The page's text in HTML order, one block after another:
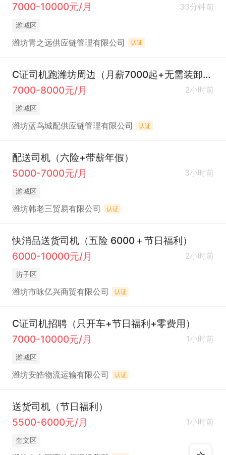
7000-10000元/月
33分钟前
潍城区
潍坊青之远供应链管理有限公司 认证
C证司机跑潍坊周边（月薪7000起+无需装卸+活轻松+短途+15号准时发薪资）
7000-8000元/月
2小时前
潍城区
潍坊蓝鸟城配供应链管理有限公司 认证
配送司机（六险+带薪年假）
5000-7000元/月
3小时前
潍城区
潍坊韩老三贸易有限公司 认证
快消品送货司机（五险 6000＋节日福利）
6000-10000元/月
2小时前
坊子区
潍坊市咏亿兴商贸有限公司 认证
C证司机招聘（只开车+节日福利+零费用）
7000-10000元/月
1小时前
潍城区
潍坊安皓物流运输有限公司 认证
送货司机（节日福利）
5500-6000元/月
1小时前
奎文区